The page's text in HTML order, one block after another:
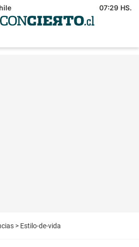
07:29 HS.
> Estilo-de-vida